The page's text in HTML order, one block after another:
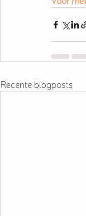
Recente blogposts